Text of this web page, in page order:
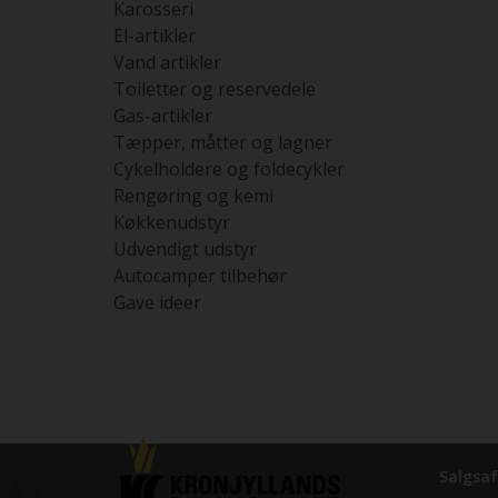
Karosseri
El-artikler
Vand artikler
Toiletter og reservedele
Gas-artikler
Tæpper, måtter og lagner
Cykelholdere og foldecykler
Rengøring og kemi
Køkkenudstyr
Udvendigt udstyr
Autocamper tilbehør
Gave ideer